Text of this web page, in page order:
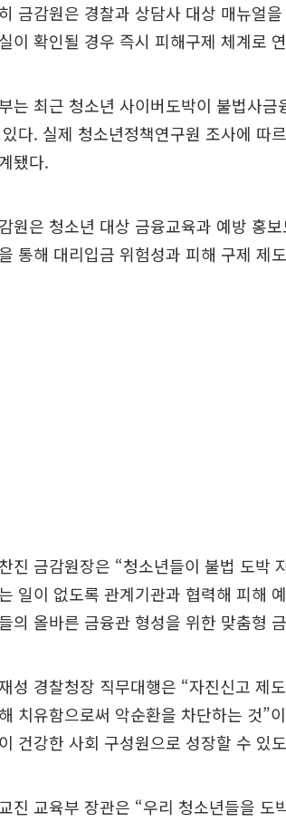
금감원은 경찰과 상담사 대상 매뉴얼
이 확인될 경우 즉시 피해구제 체계로
는 최근 청소년 사이버도박이 불법사
다. 실제 청소년정책연구원 조사에 따
됐다.
원은 청소년 대상 금융교육과 예방 홍
통해 대리입금 위험성과 피해 구제 제
진 금감원장은 “청소년들이 불법 도박
일이 없도록 관계기관과 협력해 피해
의 올바른 금융관 형성을 위한 맞춤형
성 경찰청장 직무대행은 “자진신고 제
치유함으로써 악순환을 차단하는 것”
건강한 사회 구성원으로 성장할 수 있
진 교육부 장관은 “우리 청소년들을